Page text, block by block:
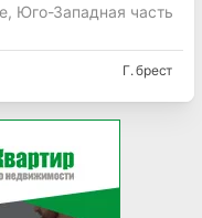
Юго-Западная часть
Г. брест